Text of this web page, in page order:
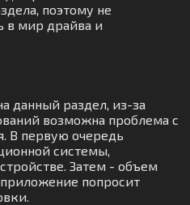
поэтому не
в мир драйва и
данный раздел, из-за
возможна проблема с
В первую очередь
системы,
Затем - объем
приложение попросит